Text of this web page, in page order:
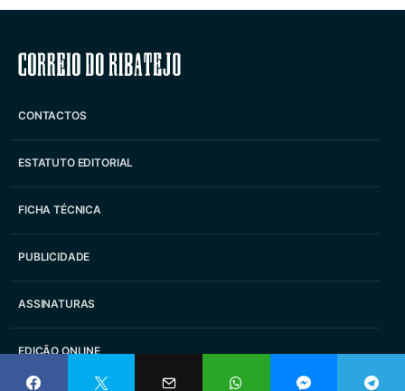
Correio do Ribatejo
CONTACTOS
ESTATUTO EDITORIAL
FICHA TÉCNICA
PUBLICIDADE
ASSINATURAS
EDIÇÃO ONLINE